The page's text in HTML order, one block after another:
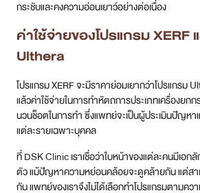
กระชับและคงความอ่อนเยาว์อย่างต่อเนื่อง
ค่าใช้จ่ายของโปรแกรม XERF
Ulthera
โปรแกรม XERF จะมีราคาย่อมเยากว่าโปรแกรม
แล้วค่าใช้จ่ายในการทำหัตถการประเภทเครื่องยก
นวนช็อตในการทำ ซึ่งแพทย์จะเป็นผู้ประเมินปัญหา
แต่ละรายเฉพาะบุคคล
ที่ DSK Clinic เราเชื่อว่าใบหน้าของแต่ละคนมีเอก
ตัว แม้ปัญหาความหย่อนคล้อยจะดูคล้ายกัน แต่สา
กัน แพทย์ของเราจึงไม่ได้เลือกทำโปรแกรมตามคว